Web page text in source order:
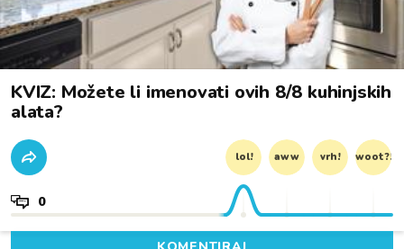
KVIZ: Možete li imenovati ovih 8/8 kuhinjskih
alata?
lol! aww vrh! woot?!
0